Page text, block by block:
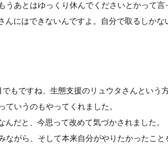
あとはゆっくり休んでくださいとかって言
にはできないんですよ。自分で取るしかな
もですね、生態支援のリュウタさんという
いうのもやってくれました。
だと、今思って改めて気づかされました。
がら、そして本来自分がやりたかったこと